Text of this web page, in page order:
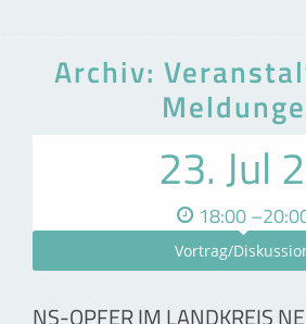
Archiv:
23. Jul
18:00
Vortrag/
NS-OPFER IM LANDKREIS